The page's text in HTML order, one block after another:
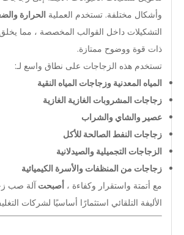
وأشكال مختلفة. تستخدم العملية الحرارة
التشكيلات داخل القوالب المخصصة ، مما
ذات قوة ووضوح ممتازة.
تستخدم هذه الزجاجات على نطاق واسع لـ:
المياه المعدنية وزجاجات المياه النقية
زجاجات المشروبات الغازية الغازية
عصير والشاي والشراب
زجاجات النفط الصالحة للأكل
الزجاجات التجميلية والصيدلانية
زجاجات من المنظفات والأسرة الكيميائية
مع أتمتة واستقرار وكفاءة ، أصبحت آلة صب
الأليفة التلقائي استثمارًا أساسيًا لشركات